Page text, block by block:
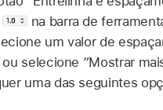
na barra de
um valor de
selecione “Mostrar
uma das seguintes